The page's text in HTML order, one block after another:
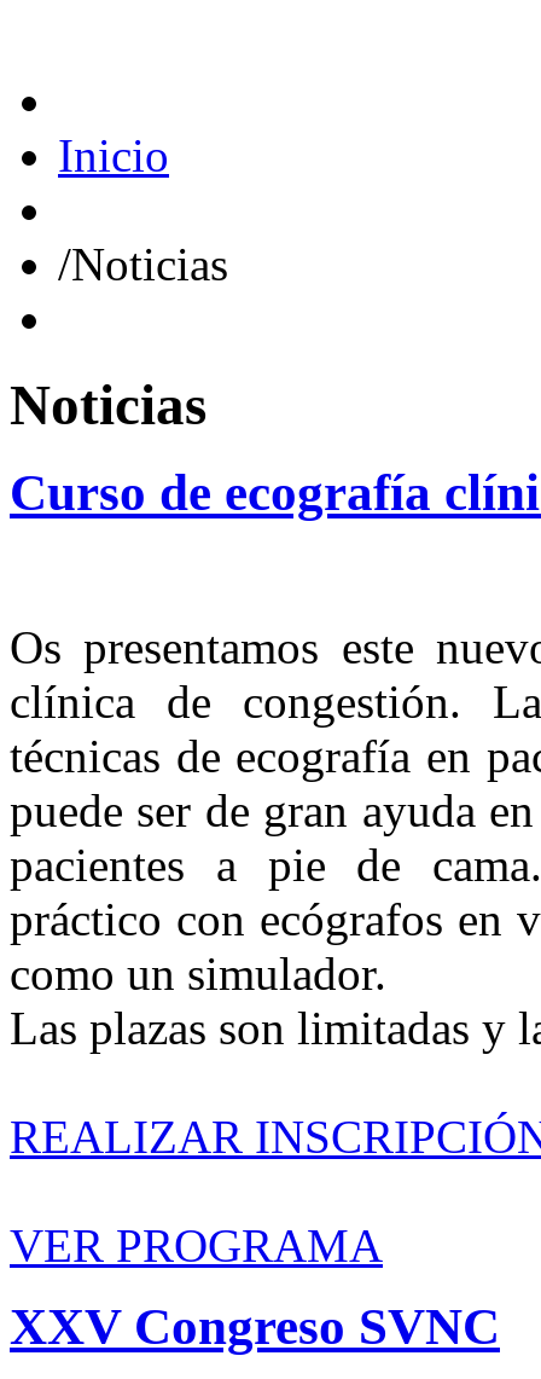
Inicio
/Noticias
Noticias
Curso de ecografía
Os presentamos este
clínica de congestión.
técnicas de ecografía en
puede ser de gran ayuda
pacientes a pie de
práctico con ecógrafos en
como un simulador.
Las plazas son limitadas y
REALIZAR
VER PROGRAMA
XXV Congreso SVNC